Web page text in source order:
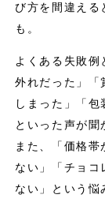
び方を間違える
も。
よくある失敗例
外れだった」「
しまった」「包
といった声が聞
また、「価格帯
ない」「チョコ
ない」という悩